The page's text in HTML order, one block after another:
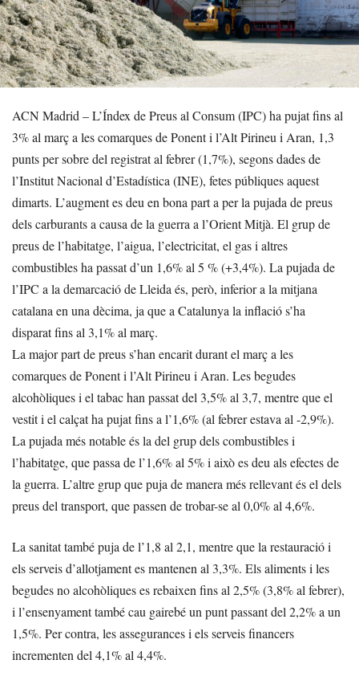
ACN Madrid – L’Índex de Preus al Consum (IPC) ha pujat fins al
3% al març a les comarques de Ponent i l’Alt Pirineu i Aran, 1,3
punts per sobre del registrat al febrer (1,7%), segons dades de
l’Institut Nacional d’Estadística (INE), fetes públiques aquest
dimarts. L’augment es deu en bona part a per la pujada de preus
dels carburants a causa de la guerra a l’Orient Mitjà. El grup de
preus de l’habitatge, l’aigua, l’electricitat, el gas i altres
combustibles ha passat d’un 1,6% al 5 % (+3,4%). La pujada de
l’IPC a la demarcació de Lleida és, però, inferior a la mitjana
catalana en una dècima, ja que a Catalunya la inflació s’ha
disparat fins al 3,1% al març.
La major part de preus s’han encarit durant el març a les
comarques de Ponent i l’Alt Pirineu i Aran. Les begudes
alcohòliques i el tabac han passat del 3,5% al 3,7, mentre que el
vestit i el calçat ha pujat fins a l’1,6% (al febrer estava al -2,9%).
La pujada més notable és la del grup dels combustibles i
l’habitatge, que passa de l’1,6% al 5% i això es deu als efectes de
la guerra. L’altre grup que puja de manera més rellevant és el dels
preus del transport, que passen de trobar-se al 0,0% al 4,6%.
La sanitat també puja de l’1,8 al 2,1, mentre que la restauració i
els serveis d’allotjament es mantenen al 3,3%. Els aliments i les
begudes no alcohòliques es rebaixen fins al 2,5% (3,8% al febrer),
i l’ensenyament també cau gairebé un punt passant del 2,2% a un
1,5%. Per contra, les assegurances i els serveis financers
incrementen del 4,1% al 4,4%.